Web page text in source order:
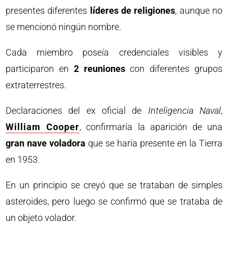
presentes diferentes
líderes de religiones, aunque no
se mencionó ningún nombre.
Cada miembro poseía credenciales visibles y
participaron en 2 reunionescon diferentes grupos
extraterrestres.
Declaraciones del ex oficial de Inteligencia Naval,
William Cooper, confirmaría la aparición de una
gran nave voladora que se haría presente en la Tierra
en 1953.
En un principio se creyó que se trataban de simples
asteroides, pero luego se confirmó que se trataba de
un objeto volador.